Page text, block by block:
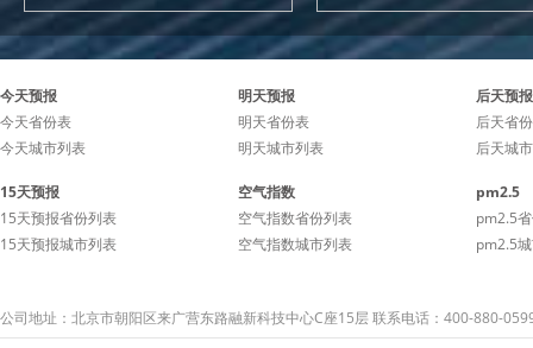
今天预报
今天省份表
今天城市列表
明天预报
明天省份表
明天城市列表
后天预报
后天省
后天城
15天预报
15天预报省份列表
15天预报城市列表
空气指数
空气指数省份列表
空气指数城市列表
pm2.5
pm2.5
pm2.5
公司地址：北京市朝阳区来广营东路融新科技中心C座15层 联系电话：400-880-